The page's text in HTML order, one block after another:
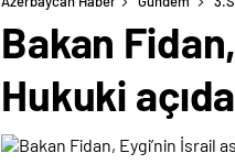
Bakan
Hukuki